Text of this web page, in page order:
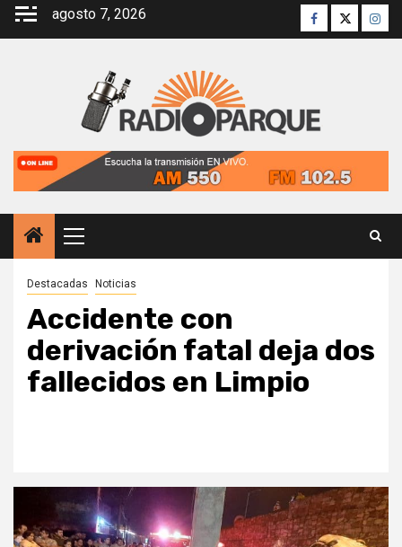
Saltar
agosto 7, 2026 Facebook
Twitter
Menú
principal
Destacadas Noticias
Accidente con
derivación fatal deja dos
fallecidos en Limpio